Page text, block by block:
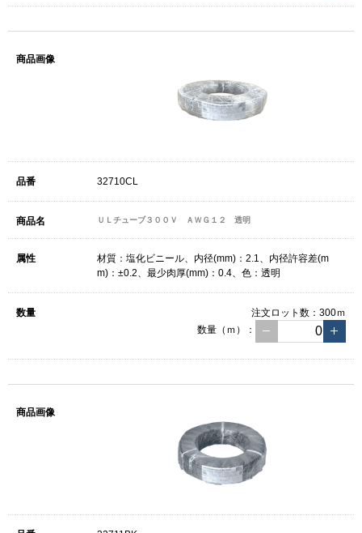
32710CL
ＵＬチューブ３００Ｖ ＡＷＧ１２ 透明
材質：塩化ビニール、内径(mm)：2.1、内径許容差(m
m)：±0.2、最少肉厚(mm)：0.4、色：透明
注文ロット数： 300ｍ
数量（ｍ）：